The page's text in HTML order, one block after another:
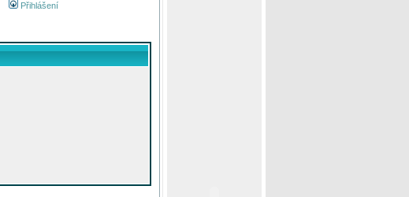
Přihlášení